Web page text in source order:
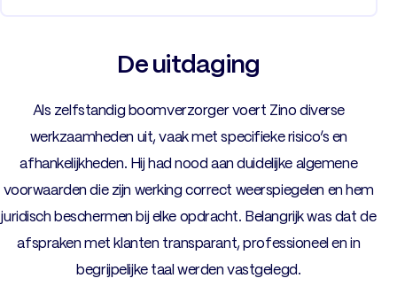
De uitdaging
Als zelfstandig boomverzorger voert Zino diverse
werkzaamheden uit, vaak met specifieke risico’s en
afhankelijkheden. Hij had nood aan duidelijke algemene
voorwaarden die zijn werking correct weerspiegelen en hem
juridisch beschermen bij elke opdracht. Belangrijk was dat de
afspraken met klanten transparant, professioneel en in
begrijpelijke taal werden vastgelegd.